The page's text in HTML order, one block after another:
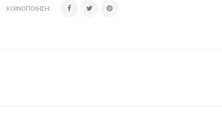
ΚΟΙΝΟΠΟΊΗΣΗ: